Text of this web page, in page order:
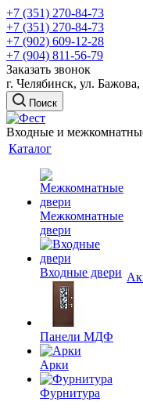
+7 (351) 270-84-73
+7 (351) 270-84-73
+7 (902) 609-12-28
+7 (904) 811-56-79
Заказать звонок
г. Челябинск, ул. Бажова,
Поиск
Входные и
Каталог
Межкомнатные
двери
Входные двери
Панели МДФ
Арки
Фурнитура